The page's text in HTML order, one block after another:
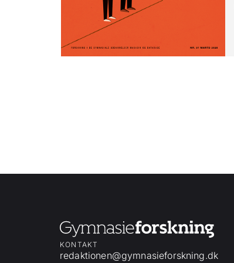
KONTAKT
redaktionen@gymnasieforskning.dk